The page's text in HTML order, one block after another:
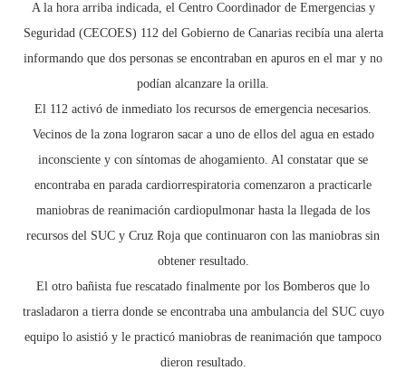
A la hora arriba indicada, el Centro Coordinador de Emergencias y
Seguridad (CECOES) 112 del Gobierno de Canarias recibía una alerta
informando que dos personas se encontraban en apuros en el mar y no
podían alcanzare la orilla.
El 112 activó de inmediato los recursos de emergencia necesarios.
Vecinos de la zona lograron sacar a uno de ellos del agua en estado
inconsciente y con síntomas de ahogamiento. Al constatar que se
encontraba en parada cardiorrespiratoria comenzaron a practicarle
maniobras de reanimación cardiopulmonar hasta la llegada de los
recursos del SUC y Cruz Roja que continuaron con las maniobras sin
obtener resultado.
El otro bañista fue rescatado finalmente por los Bomberos que lo
trasladaron a tierra donde se encontraba una ambulancia del SUC cuyo
equipo lo asistió y le practicó maniobras de reanimación que tampoco
dieron resultado.